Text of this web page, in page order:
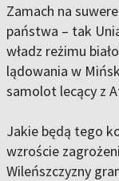
Zamach na
państwa – tak
władz reżimu
lądowania w
samolot lecący z
Jakie będą tego
wzroście
Wileńszczyzny